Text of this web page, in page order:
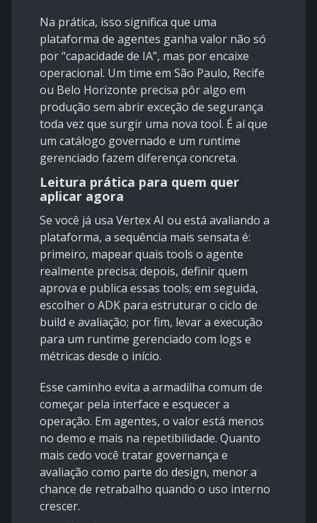
Na prática, isso significa que uma
plataforma de agentes ganha valor não só
por “capacidade de IA”, mas por encaixe
operacional. Um time em São Paulo, Recife
ou Belo Horizonte precisa pôr algo em
produção sem abrir exceção de segurança
toda vez que surgir uma nova tool. É aí que
um catálogo governado e um runtime
gerenciado fazem diferença concreta.
Leitura prática para quem quer
aplicar agora
Se você já usa Vertex AI ou está avaliando a
plataforma, a sequência mais sensata é:
primeiro, mapear quais tools o agente
realmente precisa; depois, definir quem
aprova e publica essas tools; em seguida,
escolher o ADK para estruturar o ciclo de
build e avaliação; por fim, levar a execução
para um runtime gerenciado com logs e
métricas desde o início.
Esse caminho evita a armadilha comum de
começar pela interface e esquecer a
operação. Em agentes, o valor está menos
no demo e mais na repetibilidade. Quanto
mais cedo você tratar governança e
avaliação como parte do design, menor a
chance de retrabalho quando o uso interno
crescer.